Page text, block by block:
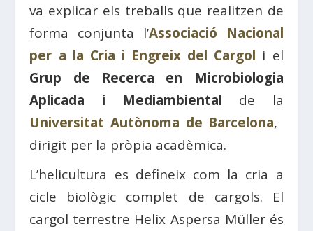
va explicar els treballs que realitzen de
forma conjunta l’Associació Nacional
per a la Cria i Engreix del Cargol i el
Grup de Recerca en Microbiologia
Aplicada i Mediambiental de la
Universitat Autònoma de Barcelona, ​​
dirigit per la pròpia acadèmica.
L’helicultura es defineix com la cria a
cicle biològic complet de cargols. El
cargol terrestre Helix Aspersa Müller és